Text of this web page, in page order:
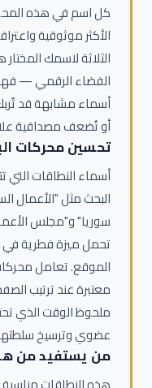
كل اسم في هذه
الأكثر موثوقية
الثلاثة لاسمك
الفضاء الرقمي —
أسماء مشابهة قد
أو تُضعف مصداقية
تحسين محركات
أسماء النطاقات
البحث مثل "الأعمال
سوريا" و"مجلس
تحمل ميزة فطرية
الموقع. تعامل
معتبرة عند ترتيب
ملحوظ الوقت الذي
عضوي وترسيخ
من يستفيد من